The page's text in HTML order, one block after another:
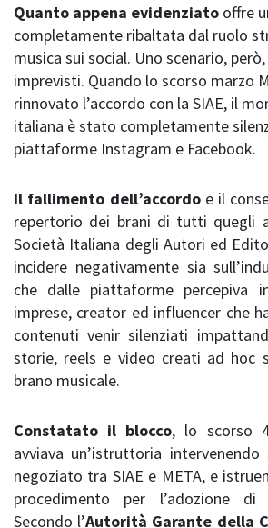
Quanto appena evidenziato offre
completamente ribaltata dal ruolo
musica sui social. Uno scenario,
imprevisti. Quando lo scorso marzo
rinnovato l’accordo con la SIAE, il
italiana è stato completamente
piattaforme Instagram e Facebook.
Il fallimento dell’accordo e il
repertorio dei brani di tutti quegli
Società Italiana degli Autori ed
incidere negativamente sia
che dalle piattaforme percepiva
imprese, creator ed influencer che
contenuti venir silenziati
storie, reels e video creati ad hoc
brano musicale.
Constatato il blocco, lo scorso
avviava un’istruttoria
negoziato tra SIAE e META, e
procedimento per l’adozione di
Secondo l’Autorità Garante della